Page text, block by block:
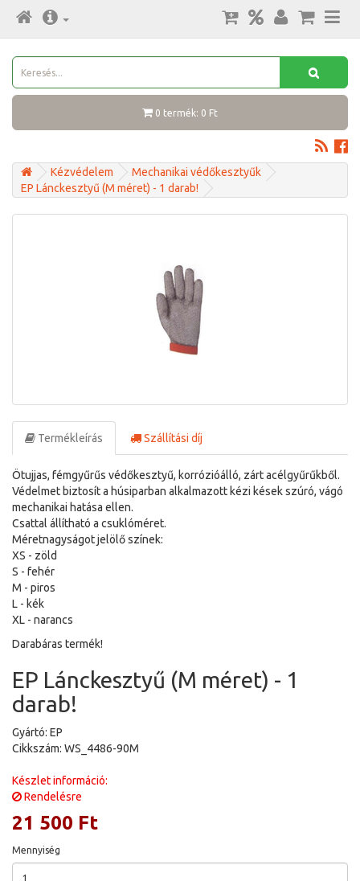
0 termék: 0 Ft
Kézvédelem
Mechanikai védőkesztyűk
EP Lánckesztyű (M méret) - 1 darab!
Termékleírás Szállítási díj
Ötujjas, fémgyűrűs védőkesztyű, korrózióálló, zárt acélgyűrűkből.
Védelmet biztosít a húsiparban alkalmazott kézi kések szúró, vágó
mechanikai hatása ellen.
Csattal állítható a csuklóméret.
Méretnagyságot jelölő színek:
XS - zöld
S - fehér
M - piros
L - kék
XL - narancs
Darabáras termék!
EP Lánckesztyű (M méret) - 1
darab!
Gyártó: EP
Cikkszám: WS_4486-90M
Készlet információ:
Rendelésre
21 500 Ft
Mennyiség